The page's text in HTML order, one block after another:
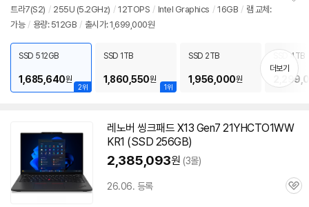
트라7(S2) / 255U (5.2GHz) / 12TOPS / Intel Graphics / 16GB / 램 교체:
가능 / 용량: 512GB / 출시가: 1,699,000원
치
기
2위
SSD 512GB
1,685,640원
1위
SSD 1TB
1,860,550원
SSD 2TB
1,956,000원
SSD 4TB
더보기
레노버 씽크패드 X13 Gen7 21YHCTO1WW
KR1 (SSD 256GB)
2,385,093원 (3몰)
26.06. 등록
관